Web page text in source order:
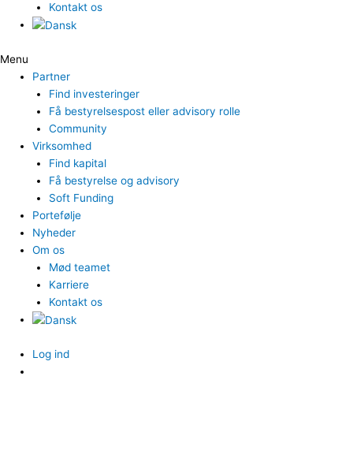
Kontakt os
Menu
Partner
Find investeringer
Få bestyrelsespost eller advisory rolle
Community
Virksomhed
Find kapital
Få bestyrelse og advisory
Soft Funding
Portefølje
Nyheder
Om os
Mød teamet
Karriere
Kontakt os
Log ind